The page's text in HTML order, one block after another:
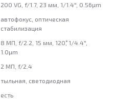
200 VG, f/1.7, 23 мм, 1/1.4", 0.56µm
автофокус, оптическая
стабилизация
8 МП, f/2.2, 15 мм, 120˚, 1/4.4",
1.0µm
2 МП, f/2.4
тыльная, светодиодная
есть